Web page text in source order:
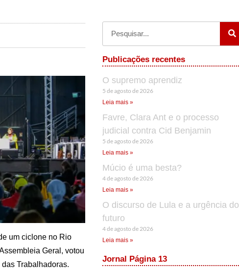
um ciclone no Rio
Geral, votou
Trabalhadoras.
Publicações recentes
O supremo aprendiz
5 de agosto de 2026
Leia mais »
Favre, Clara Ant e o processo
judicial contra Cid Benjamin
5 de agosto de 2026
Leia mais »
Múcio é uma besta?
4 de agosto de 2026
Leia mais »
O discurso de Lula e a urgência do
futuro
4 de agosto de 2026
Leia mais »
Jornal Página 13